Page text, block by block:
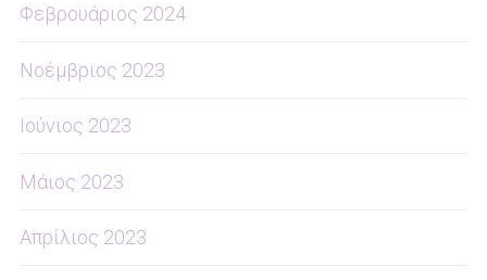
Φεβρουάριος 2024
Νοέμβριος 2023
Ιούνιος 2023
Μάιος 2023
Απρίλιος 2023